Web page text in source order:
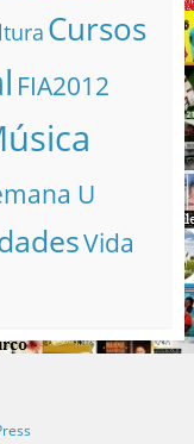
Cursos
FIA2012
U
Vida